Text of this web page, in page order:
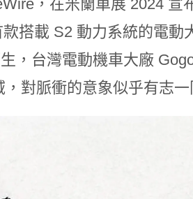
，在米蘭車展 2024 宣
搭載 S2 動力系統的電動
，台灣電動機車大廠
對脈衝的意象似乎有志一